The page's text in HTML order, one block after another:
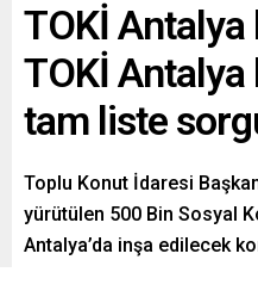
TOKİ
TOKİ Antalya
tam liste
Toplu Konut İdaresi
yürütülen 500 Bin Sosyal
Antalya’da inşa edilecek